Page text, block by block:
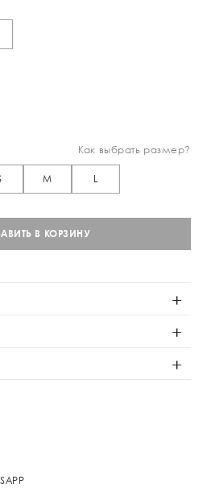
Как выбрать размер?
M
В КОРЗИНУ